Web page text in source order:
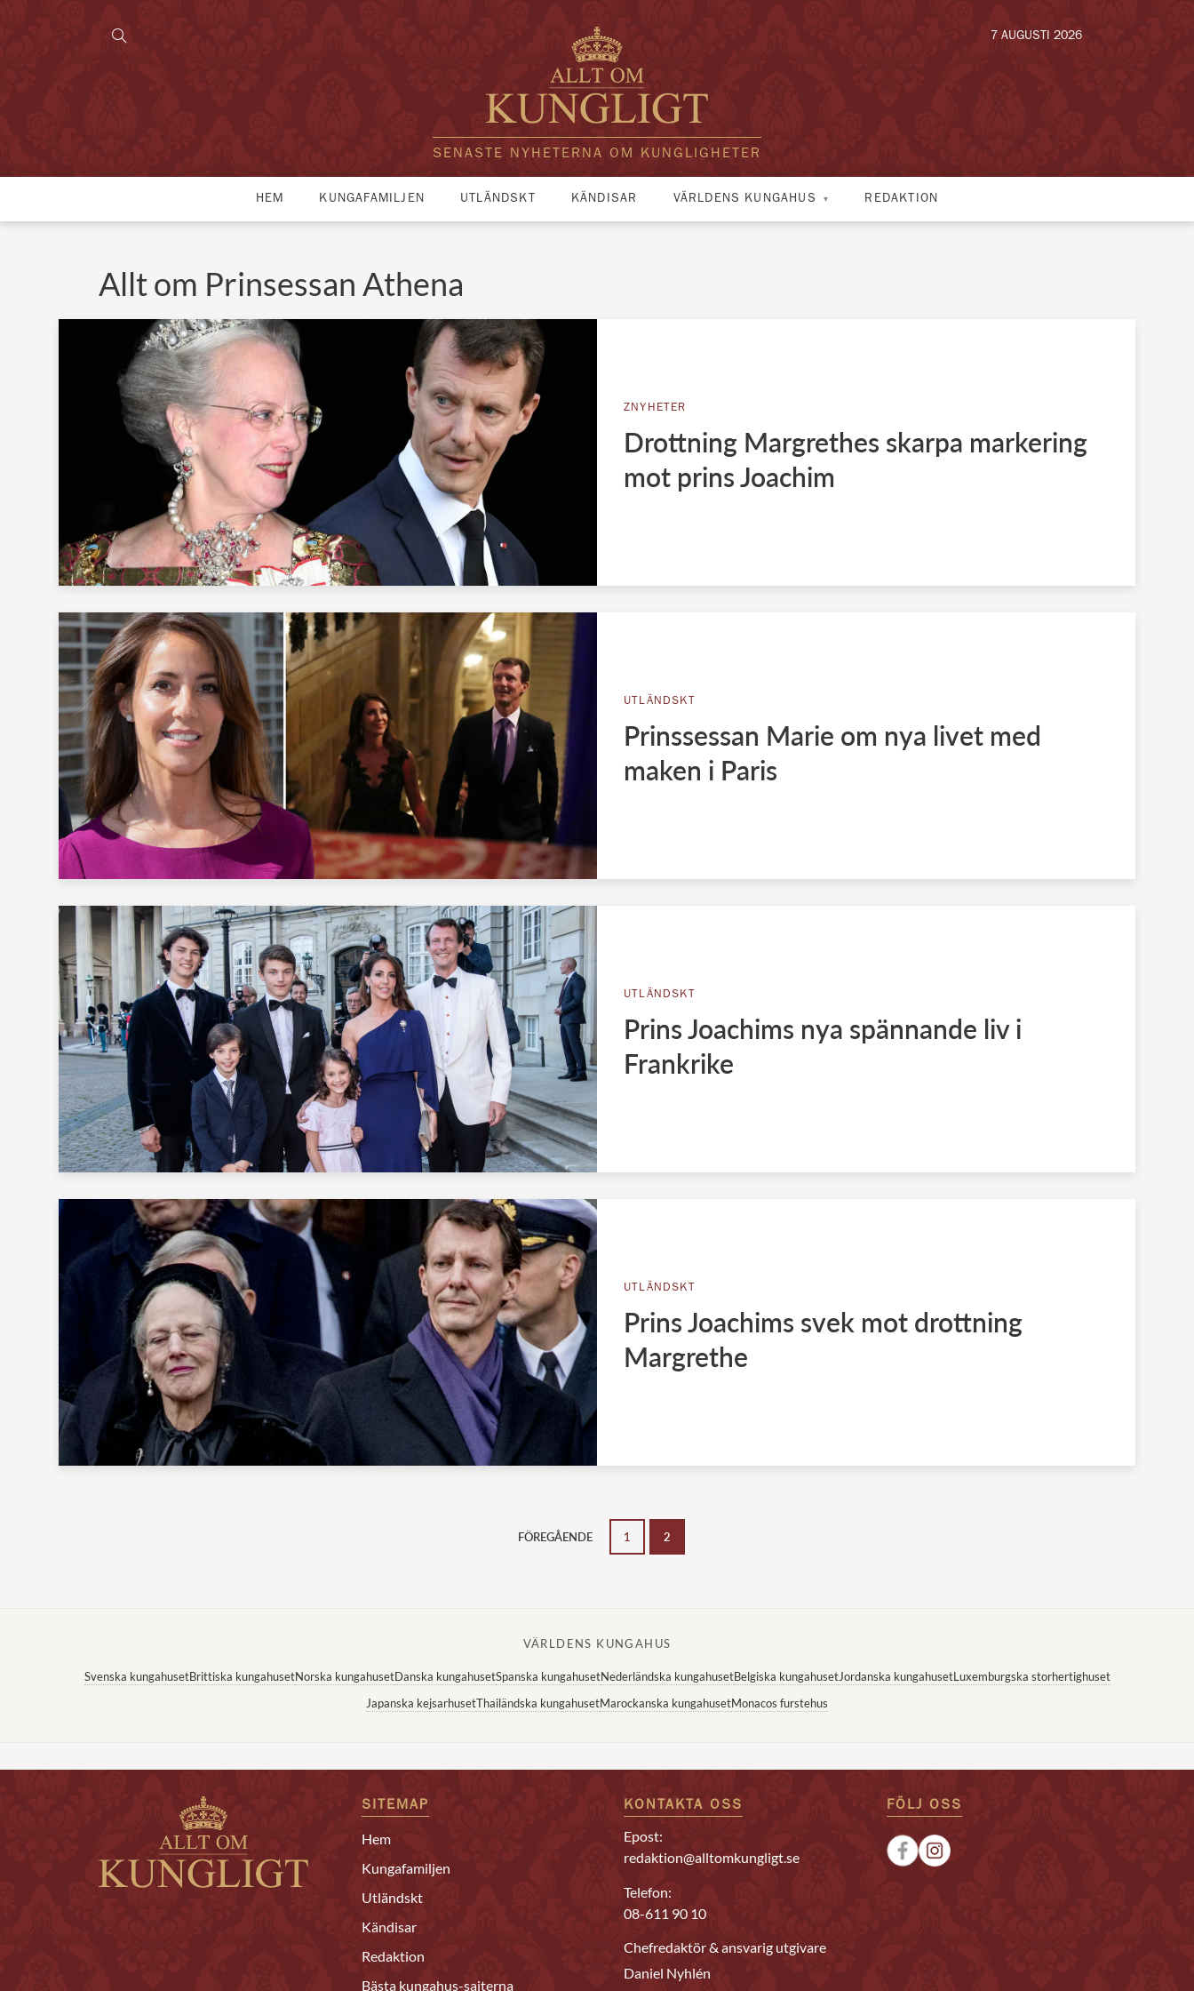
SENASTE NYHETERNA OM KUNGLIGHETER
7 AUGUSTI 2026
HEM KUNGAFAMILJEN UTLÄNDSKT KÄNDISAR VÄRLDENS KUNGAHUS REDAKTION
Allt om Prinsessan Athena
ZNYHETER
Drottning Margrethes skarpa markering
mot prins Joachim
UTLÄNDSKT
Prinssessan Marie om nya livet med
maken i Paris
UTLÄNDSKT
Prins Joachims nya spännande liv i
Frankrike
UTLÄNDSKT
Prins Joachims svek mot drottning
Margrethe
FÖREGÅENDE 1 2
VÄRLDENS KUNGAHUS
Svenska kungahusetBrittiska kungahusetNorska kungahusetDanska kungahusetSpanska kungahusetNederländska kungahusetBelgiska kungahusetJordanska kungahusetLuxemburgska storhertighuset
Japanska kejsarhusetThailändska kungahusetMarockanska kungahusetMonacos furstehus
SITEMAP
Hem
Kungafamiljen
Utländskt
Kändisar
Redaktion
Bästa kungahus-sajterna
KONTAKTA OSS
Epost:
redaktion@alltomkungligt.se
Telefon:
08-611 90 10
Chefredaktör & ansvarig utgivare
Daniel Nyhlén
FÖLJ OSS